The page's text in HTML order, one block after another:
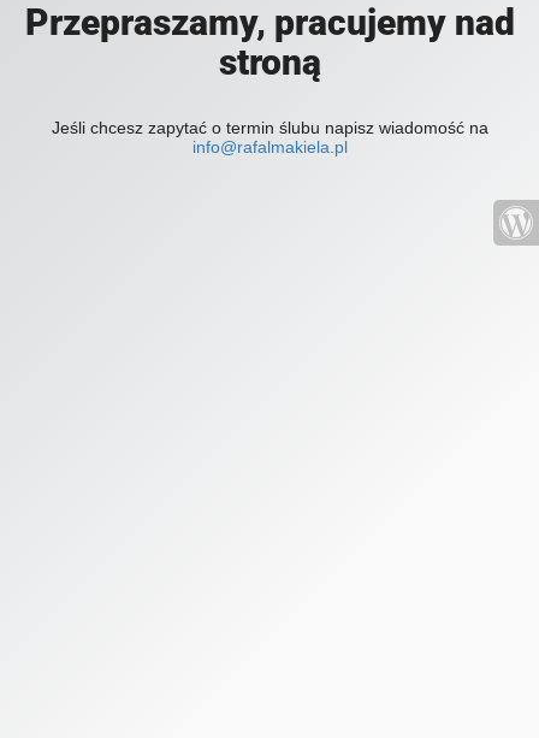
Przepraszamy, pracujemy nad
stroną
Jeśli chcesz zapytać o termin ślubu napisz wiadomość na
info@rafalmakiela.pl